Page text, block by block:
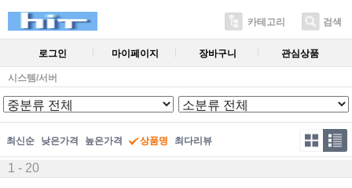
카테고리 검색
로그인 마이페이지 장바구니 관심상품
시스템/서버
최신순 낮은가격 높은가격 상품명 최다리뷰
1 - 20